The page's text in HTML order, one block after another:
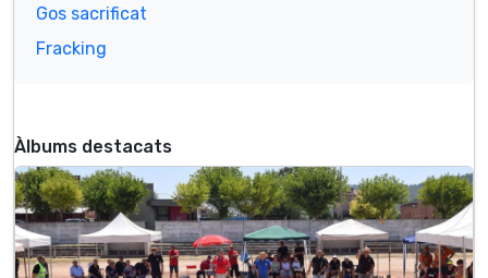
Gos sacrificat
Fracking
Àlbums destacats